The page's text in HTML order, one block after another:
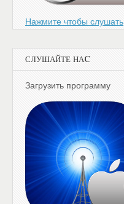
Нажмите чтобы слушать
СЛУШАЙТЕ НАC
Загрузить программу